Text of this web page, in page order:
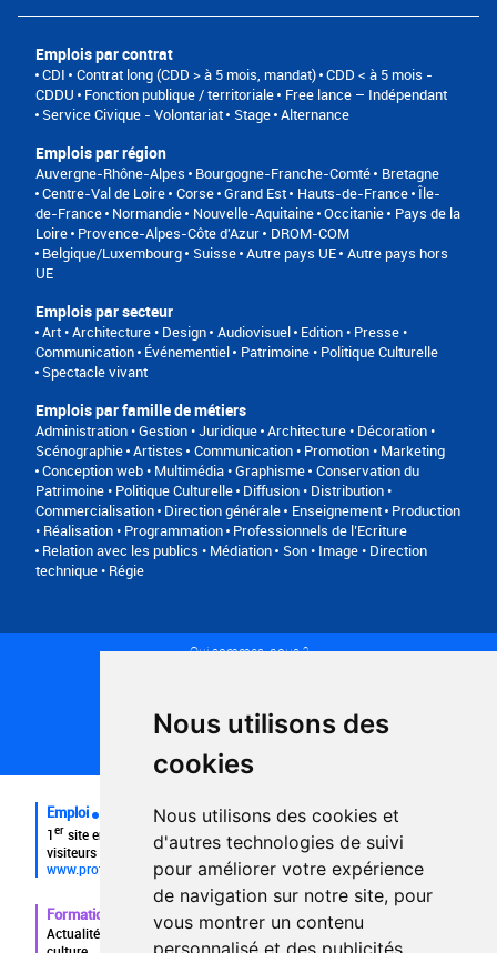
Nous utilisons des
cookies
Nous utilisons des cookies et
d'autres technologies de suivi
pour améliorer votre expérience
de navigation sur notre site, pour
vous montrer un contenu
personnalisé et des publicités
Emplois par contrat
CDI Contrat long (CDD > à 5 mois, mandat) CDD < à 5 mois -
CDDU
Fonction publique / territoriale
Free lance – Indépendant
Service Civique - Volontariat
Stage Alternance
Emplois par région
Auvergne-Rhône-Alpes Bourgogne-Franche-Comté
Bretagne
Centre-Val de Loire Corse Grand Est Hauts-de-France Île-
de-France Normandie Nouvelle-Aquitaine Occitanie
Pays de la
Loire Provence-Alpes-Côte d'Azur
DROM-COM
Belgique/Luxembourg
Suisse Autre pays UE Autre pays hors
UE
Emplois par secteur
Art • Architecture • Design Audiovisuel Edition • Presse •
Communication Événementiel
Patrimoine • Politique Culturelle
Spectacle vivant
Emplois par famille de métiers
Administration • Gestion • Juridique Architecture • Décoration •
Scénographie Artistes
Communication • Promotion • Marketing
Conception web • Multimédia • Graphisme Conservation du
Patrimoine • Politique Culturelle Diffusion • Distribution •
Commercialisation Direction générale Enseignement Production
• Réalisation • Programmation Professionnels de l’Ecriture
Relation avec les publics • Médiation
Son • Image • Direction
technique • Régie
Qui sommes-nous ?
Plan du site
FAQ recruteurs
FAQ
Emploi
1er site emploi du secteur culturel 784.000 visites et 230.000
visiteurs uniques par mois.
www.profilculture.com
Formation
Actualités, guide et annuaire des formations aux métiers de la